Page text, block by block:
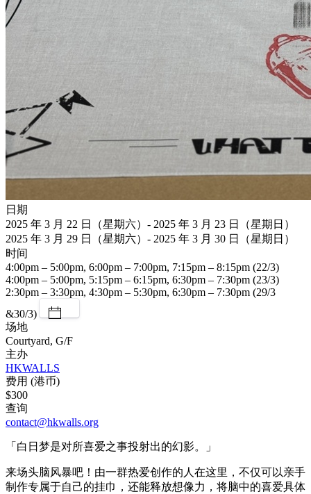
日期
2025 年 3 月 22 日（星期六）- 2025 年 3 月 23 日（星期日）
2025 年 3 月 29 日（星期六）- 2025 年 3 月 30 日（星期日）
时间
4:00pm – 5:00pm, 6:00pm – 7:00pm, 7:15pm – 8:15pm (22/3)
4:00pm – 5:00pm, 5:15pm – 6:15pm, 6:30pm – 7:30pm (23/3)
2:30pm – 3:30pm, 4:30pm – 5:30pm, 6:30pm – 7:30pm (29/3
&30/3)
场地
Courtyard, G/F
主办
HKWALLS
费用 (港币)
$300
查询
contact@hkwalls.org
「白日梦是对所喜爱之事投射出的幻影。」
来场头脑风暴吧！由一群热爱创作的人在这里，不仅可以亲手
制作专属于自己的挂巾，还能释放想像力，将脑中的喜爱具体